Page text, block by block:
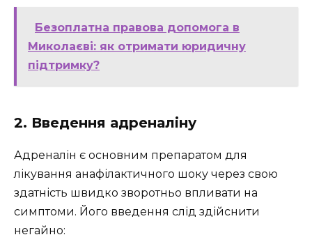
Безоплатна правова допомога в
Миколаєві: як отримати юридичну
підтримку?
2. Введення адреналіну
Адреналін є основним препаратом для
лікування анафілактичного шоку через свою
здатність швидко зворотньо впливати на
симптоми. Його введення слід здійснити
негайно: